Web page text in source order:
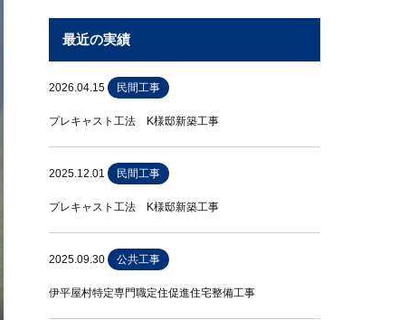
最近の実績
2026.04.15 民間工事
プレキャスト工法 K様邸新築工事
2025.12.01 民間工事
プレキャスト工法 K様邸新築工事
2025.09.30 公共工事
伊平屋村特定専門職定住促進住宅整備工事